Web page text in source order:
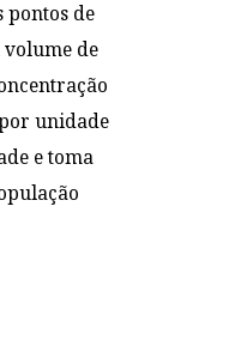
de
de
unidade
e toma